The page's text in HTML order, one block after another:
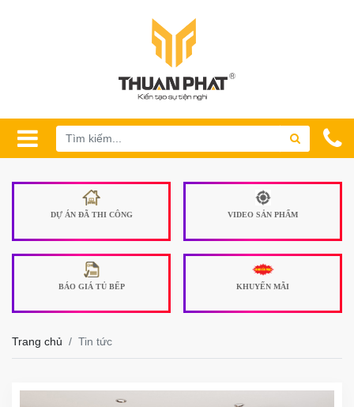
DỰ ÁN ĐÃ THI CÔNG VIDEO SẢN PHẨM
BÁO GIÁ TỦ BẾP KHUYẾN MÃI
Trang chủ Tin tức